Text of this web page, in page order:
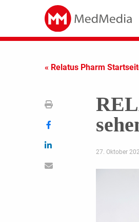
« Relatus Pharm
27. Oktober